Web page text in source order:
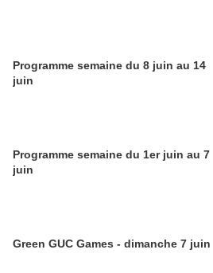
Programme semaine du 8 juin au 14
juin
Programme semaine du 1er juin au 7
juin
Green GUC Games - dimanche 7 juin